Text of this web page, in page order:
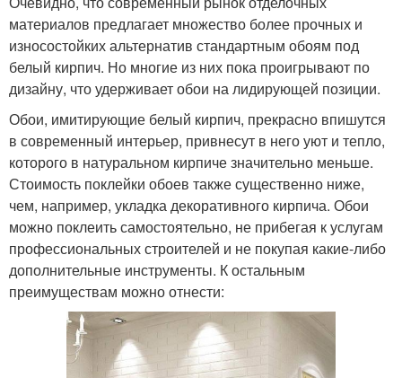
материалов предлагает множество более прочных и
износостойких альтернатив стандартным обоям под
белый кирпич. Но многие из них пока проигрывают по
дизайну, что удерживает обои на лидирующей позиции.
Обои, имитирующие белый кирпич, прекрасно впишутся
в современный интерьер, привнесут в него уют и тепло,
которого в натуральном кирпиче значительно меньше.
Стоимость поклейки обоев также существенно ниже,
чем, например, укладка декоративного кирпича. Обои
можно поклеить самостоятельно, не прибегая к услугам
профессиональных строителей и не покупая какие-либо
дополнительные инструменты. К остальным
преимуществам можно отнести: